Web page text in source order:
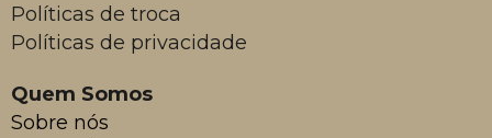
Políticas de troca
Políticas de privacidade
Quem Somos
Sobre nós